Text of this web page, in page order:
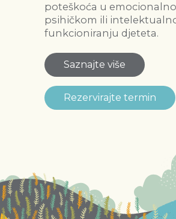
poteškoća u
psihičkom ili
funkcioniranju djeteta.
Saznajte više
Rezervirajte termin